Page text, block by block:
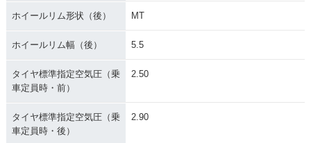
ホイールリム形状（後） MT
ホイールリム幅（後） 5.5
タイヤ標準指定空気圧（乗
車定員時・前）
2.50
タイヤ標準指定空気圧（乗
車定員時・後）
2.90